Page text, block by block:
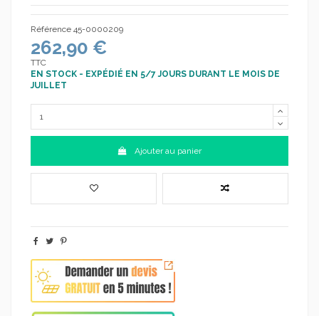
Référence 45-0000209
262,90 €
TTC
EN STOCK - EXPÉDIÉ EN 5/7 JOURS DURANT LE MOIS DE
JUILLET
Ajouter au panier